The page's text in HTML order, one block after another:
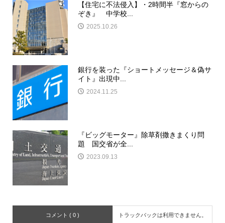
【住宅に不法侵入】・2時間半『窓からの
ぞき』 中学校...
2025.10.26
銀行を装った『ショートメッセージ＆偽サ
イト』出現中...
2024.11.25
『ビッグモーター』除草剤撒きまくり問
題 国交省が全...
2023.09.13
コメント ( 0 ) トラックバックは利用できません。